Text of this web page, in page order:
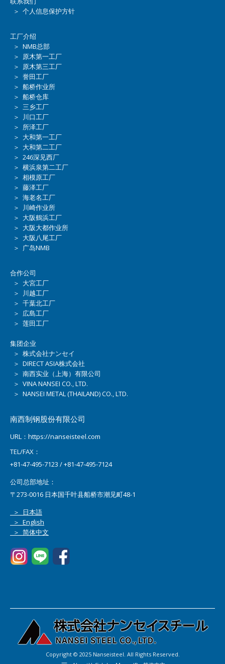
＞ 个人信息保护方针
工厂介绍
＞ NMB总部
＞ 原木第一工厂
＞ 原木第三工厂
＞ 誉田工厂
＞ 船桥作业所
＞ 船桥仓库
＞ 三乡工厂
＞ 川口工厂
＞ 所泽工厂
＞ 大和第一工厂
＞ 大和第二工厂
＞ 246深见西厂
＞ 横浜泉第二工厂
＞ 相模原工厂
＞ 藤泽工厂
＞ 海老名工厂
＞ 川崎作业所
＞ 大阪鶴浜工厂
＞ 大阪大都作业所
＞ 大阪八尾工厂
＞ 广岛NMB
合作公司
＞ 大宮工厂
＞ 川越工厂
＞ 千葉北工厂
＞ 広島工厂
＞ 莲田工厂
集团企业
＞ 株式会社ナンセイ
＞ DIRECT ASIA株式会社
＞ 南西实业（上海）有限公司
＞ VINA NANSEI CO., LTD.
＞ NANSEI METAL (THAILAND) CO., LTD.
南西制钢股份有限公司
URL：https://nanseisteel.com
TEL/FAX：
+81-47-495-7123 / +81-47-495-7124
公司总部地址：
〒273-0016 日本国千叶县船桥市潮见町48-1
＞ 日本語
＞ English
＞ 简体中文
Copyright © 2025 Nanseisteel. All Rights Reserved.